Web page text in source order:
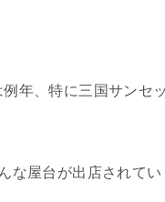
年、特に三国サンセ
な屋台が出店されてい